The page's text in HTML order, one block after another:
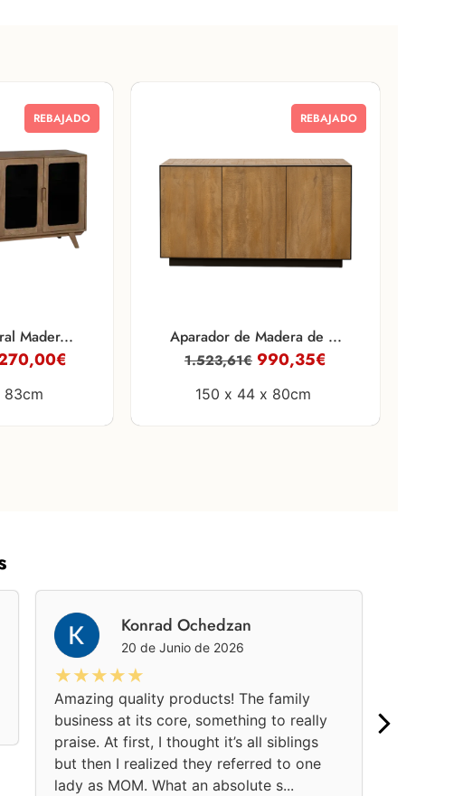
REBAJADO
Mader...
€
83cm
REBAJADO
Aparador de Madera de ...
1.523,61€ 990,35€
150 x 44 x 80cm
Konrad Ochedzan
20 de Junio de 2026
★★★★★
Amazing quality products! The family
business at its core, something to really
praise. At first, I thought it’s all siblings
but then I realized they referred to one
lady as MOM. What an absolute s...